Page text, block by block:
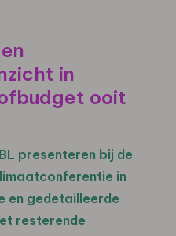
in
ooit
presenteren bij de
in
en gedetailleerde
resterende